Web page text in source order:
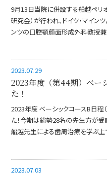
9月13日当院に併設する船越ペリ
研究会）が行われ、ドイツ・マイン
ンツの口腔顎顔面形成外科教授
2023.07.29
2023年度（第44期）ベー
た！
2023年度 ベーシックコースB日程
た！今期は総勢28名の先生方が受
船越先生による歯周治療を学ぶ上
2023.07.03